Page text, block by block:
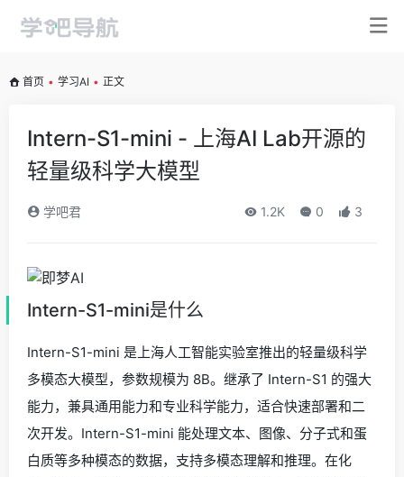
首页 • 学习AI • 正文
Intern-S1-mini - 上海AI Lab开源的
轻量级科学大模型
学吧君 1.2K 0 3
Intern-S1-mini是什么
Intern-S1-mini 是上海人工智能实验室推出的轻量级科学
多模态大模型，参数规模为 8B。继承了 Intern-S1 的强大
能力，兼具通用能力和专业科学能力，适合快速部署和二
次开发。Intern-S1-mini 能处理文本、图像、分子式和蛋
白质等多种模态的数据，支持多模态理解和推理。在化